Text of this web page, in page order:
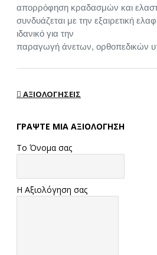
απορρόφηση κραδασμών και
συνδυάζεται με την εξαιρετική
ιδανικό για την
παραγωγή άνετων, ορθοπεδικών
ΑΞΙΟΛΟΓΉΣΕΙΣ
ΓΡΆΨΤΕ ΜΙΑ ΑΞΙΟΛΌΓΗΣΗ
Το Όνομα σας
Η Αξιολόγηση σας